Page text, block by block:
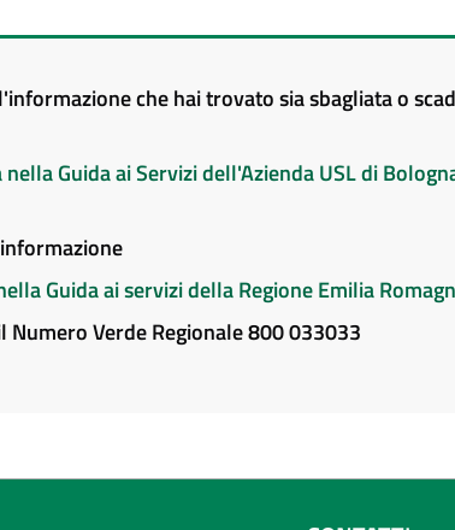
che hai trovato sia sbagliata o
Guida ai Servizi dell'Azienda USL di
Guida ai servizi della Regione Emilia
Numero Verde Regionale 800 033033